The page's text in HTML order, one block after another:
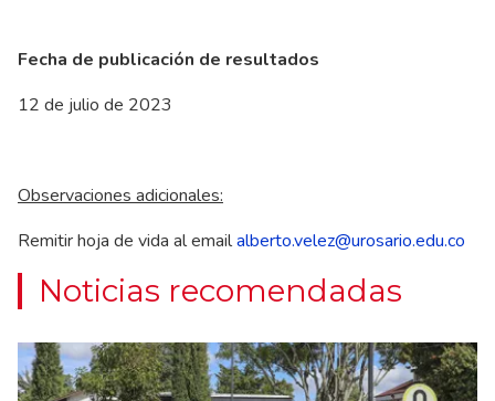
Fecha de publicación de resultados
12 de julio de 2023
Observaciones adicionales:
Remitir hoja de vida al emailalberto.velez@urosario.edu.co
Noticias recomendadas